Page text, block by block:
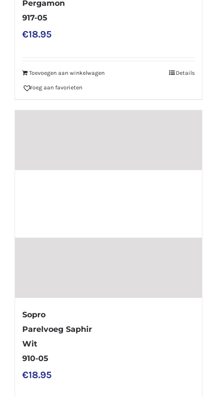
Pergamon
917-05
€18.95
Toevoegen aan winkelwagen Details
Voeg aan favorieten
Sopro
Parelvoeg Saphir
Wit
910-05
€18.95